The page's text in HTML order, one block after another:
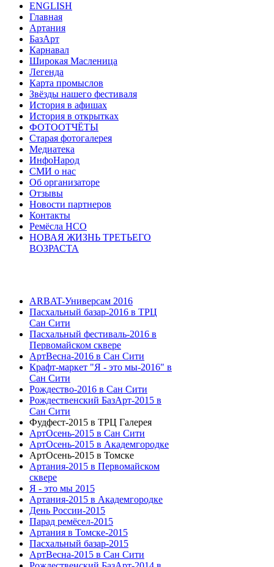
ENGLISH
Главная
Артания
БазАрт
Карнавал
Широкая Масленица
Легенда
Карта промыслов
Звёзды нашего фестиваля
История в афишах
История в открытках
ФОТООТЧЁТЫ
Старая фотогалерея
Медиатека
ИнфоНарод
СМИ о нас
Об организаторе
Отзывы
Новости партнеров
Контакты
Ремёсла НСО
НОВАЯ ЖИЗНЬ ТРЕТЬЕГО
ВОЗРАСТА
ARBAT-Универсам 2016
Пасхальный базар-2016 в ТРЦ
Сан Сити
Пасхальный фестиваль-2016 в
Первомайском сквере
АртВесна-2016 в Сан Сити
Крафт-маркет "Я - это мы-2016" в
Сан Сити
Рождество-2016 в Сан Сити
Рождественский БазАрт-2015 в
Сан Сити
Фудфест-2015 в ТРЦ Галерея
АртОсень-2015 в Сан Сити
АртОсень-2015 в Академгородке
АртОсень-2015 в Томске
Артания-2015 в Первомайском
сквере
Я - это мы 2015
Артания-2015 в Академгородке
День России-2015
Парад ремёсел-2015
Артания в Томске-2015
Пасхальный базар-2015
АртВесна-2015 в Сан Сити